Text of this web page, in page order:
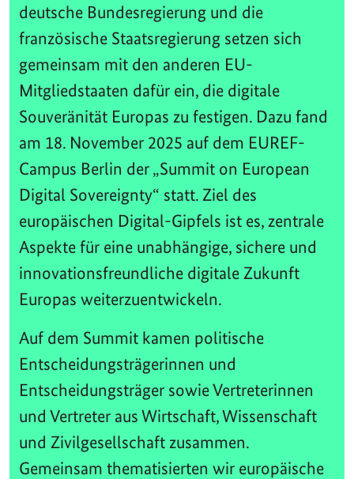
deutsche Bundesregierung und die
französische Staatsregierung setzen sich
gemeinsam mit den anderen EU-
Mitgliedstaaten dafür ein, die digitale
Souveränität Europas zu festigen. Dazu fand
am 18. November 2025 auf dem EUREF-
Campus Berlin der „Summit on European
Digital Sovereignty“ statt. Ziel des
europäischen Digital-Gipfels ist es, zentrale
Aspekte für eine unabhängige, sichere und
innovationsfreundliche digitale Zukunft
Europas weiterzuentwickeln.
Auf dem Summit kamen politische
Entscheidungsträgerinnen und
Entscheidungsträger sowie Vertreterinnen
und Vertreter aus Wirtschaft, Wissenschaft
und Zivilgesellschaft zusammen.
Gemeinsam thematisierten wir europäische